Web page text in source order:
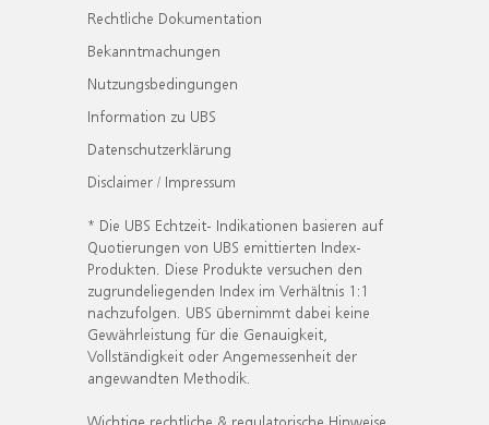
Rechtliche Dokumentation
Bekanntmachungen
Nutzungsbedingungen
Information zu UBS
Datenschutzerklärung
Disclaimer / Impressum
* Die UBS Echtzeit- Indikationen basieren auf
Quotierungen von UBS emittierten Index-
Produkten. Diese Produkte versuchen den
zugrundeliegenden Index im Verhältnis 1:1
nachzufolgen. UBS übernimmt dabei keine
Gewährleistung für die Genauigkeit,
Vollständigkeit oder Angemessenheit der
angewandten Methodik.